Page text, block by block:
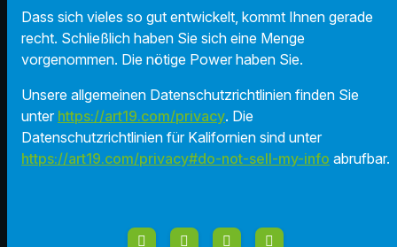
Dass sich vieles so gut entwickelt, kommt Ihnen gerade
recht. Schließlich haben Sie sich eine Menge
vorgenommen. Die nötige Power haben Sie.
Unsere allgemeinen Datenschutzrichtlinien finden Sie
unter https://art19.com/privacy. Die
Datenschutzrichtlinien für Kalifornien sind unter
https://art19.com/privacy#do-not-sell-my-info abrufbar.